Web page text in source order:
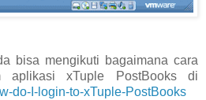
bisa mengikuti bagaimana cara
xTuple PostBooks di
do-I-login-to-xTuple-PostBooks